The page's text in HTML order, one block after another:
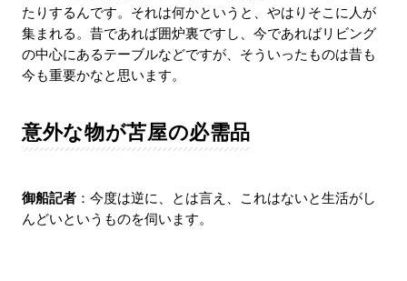
たりするんです。それは何かというと、やはりそこに人が
集まれる。昔であれば囲炉裏ですし、今であればリビング
の中心にあるテーブルなどですが、そういったものは昔も
今も重要かなと思います。
意外な物が苫屋の必需品
御船記者：今度は逆に、とは言え、これはないと生活がし
んどいというものを伺います。